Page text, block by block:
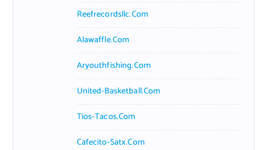
Reefrecordsllc.com
Alawaffle.com
Aryouthfishing.com
United-Basketball.com
Tios-Tacos.com
Cafecito-Satx.com